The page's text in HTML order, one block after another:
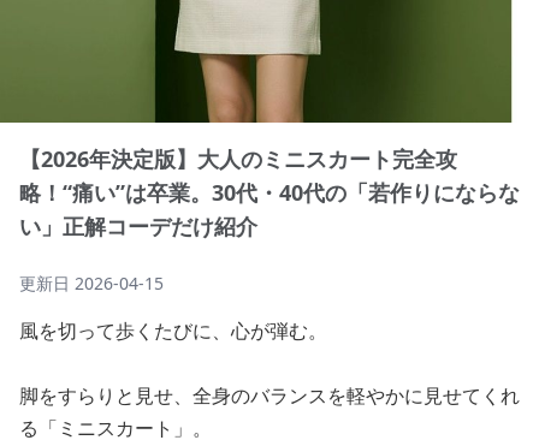
【2026年決定版】大人のミニスカート完全攻
略！“痛い”は卒業。30代・40代の「若作りにならな
い」正解コーデだけ紹介
更新日 2026-04-15
風を切って歩くたびに、心が弾む。
脚をすらりと見せ、全身のバランスを軽やかに見せてくれ
る「ミニスカート」。